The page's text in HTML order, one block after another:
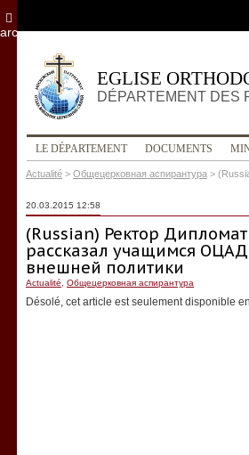
EGLISE
DÉPARTEMENT DES
LE DÉPARTEMENT DOCUMENTS
Actualité > Общецерковная аспирантура >
20.03.2015 12:58
(Russian) Ректор
рассказал учащимся ОЦАД
внешней политики
Actualité Общецерковная аспирантура
Désolé, cet article est seulement disponible en
archives